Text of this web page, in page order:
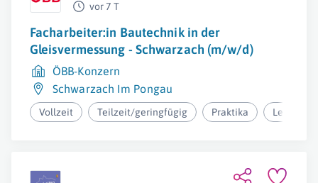
vor 7 T
Facharbeiter:in Bautechnik in der
Gleisvermessung - Schwarzach (m/w/d)
ÖBB-Konzern
Schwarzach Im Pongau
Vollzeit Teilzeit/geringfügig Praktika Lehre